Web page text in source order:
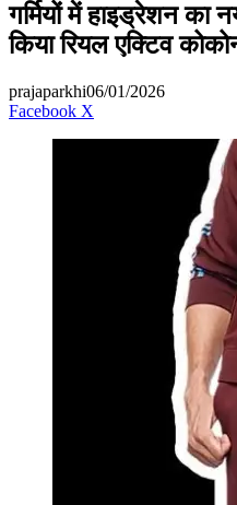
गर्मियों में हाइड्रेशन का
किया रियल एक्टिव
prajaparkhi06/01/2026
Facebook X